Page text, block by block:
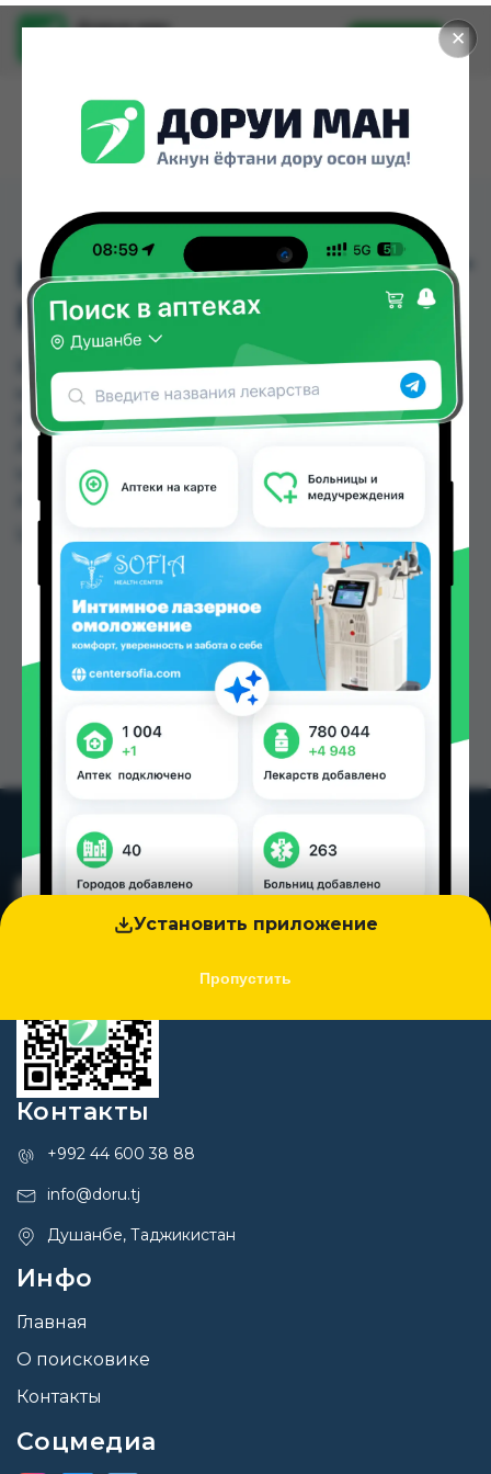
✕
Установить приложение
Пропустить
Доруи ман
Установить
ВИТАМИН Е КАП 200МГ
№10 РОССИЯ
ВИТАМИН Е КАП 200МГ №10 РОССИЯ можно
купить или заказать в аптеках, Саховати
Истаравшан, GS Дорухона, Авиценна, Амирӣ,
цене от 1.70 TJS до 184.00 TJS в Душанбе и
других городах Таджикистана
Контакты
+992 44 600 38 88
info@doru.tj
Душанбе, Таджикистан
Инфо
Главная
О поисковике
Контакты
Соцмедиа